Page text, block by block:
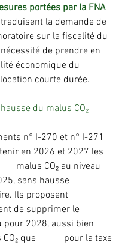
portées par la FNA
la demande de
sur la fiscalité du
de prendre en
économique du
courte durée.
du malus CO₂
n° I-270 et n° I-271
en 2026 et 2027 les
sans hausse
Ils proposent
pour 2028, aussi bien
pour la taxe